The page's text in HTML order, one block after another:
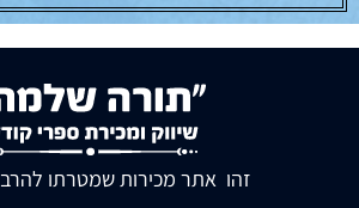
זהו אתר מכירות שמטרתו